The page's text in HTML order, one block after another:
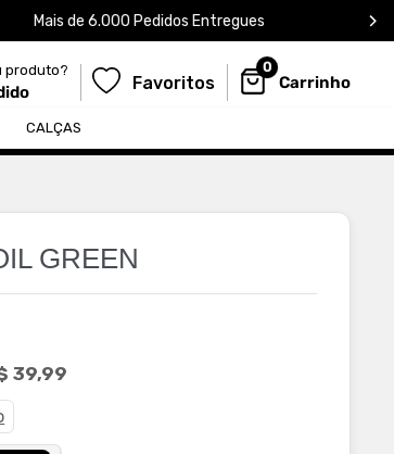
Mais de 6.000 Pedidos Entregues
produto?
Favoritos
0
Carrinho
CALÇAS
GREEN
39,99